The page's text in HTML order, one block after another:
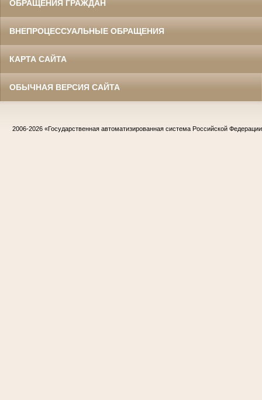
ОБРАЩЕНИЯ ГРАЖДАН
ВНЕПРОЦЕССУАЛЬНЫЕ ОБРАЩЕНИЯ
КАРТА САЙТА
ОБЫЧНАЯ ВЕРСИЯ САЙТА
2006-2026 «Государственная автоматизированная система Российской